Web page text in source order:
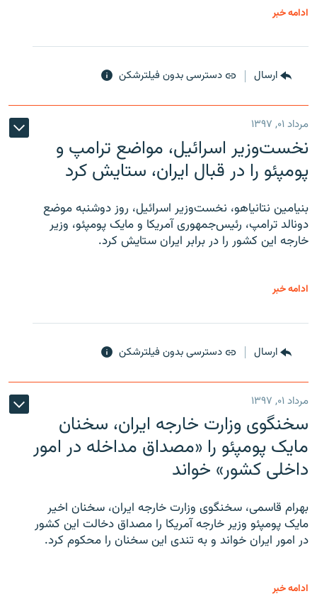
ادامه خبر
ارسال دسترسی بدون فیلترشکن
مرداد ۰۱, ۱۳۹۷
نخست‌وزیر اسرائیل، مواضع ترامپ و
پومپئو را در قبال ایران، ستایش کرد
بنیامین نتانیاهو، نخست‌وزیر اسرائیل، روز دوشنبه موضع
دونالد ترامپ، رئیس‌جمهوری آمریکا و مایک پومپئو، وزیر
خارجه این کشور را در برابر ایران ستایش کرد.
ادامه خبر
ارسال دسترسی بدون فیلترشکن
مرداد ۰۱, ۱۳۹۷
سخنگوی وزارت خارجه ایران، سخنان
مایک پومپئو را «مصداق مداخله در امور
داخلی کشور» خواند
بهرام قاسمی، سخنگوی وزارت خارجه ایران، سخنان اخیر
مایک پومپئو وزیر خارجه آمریکا را مصداق دخالت این کشور
در امور ایران خواند و به تندی این سخنان را محکوم کرد.
ادامه خبر